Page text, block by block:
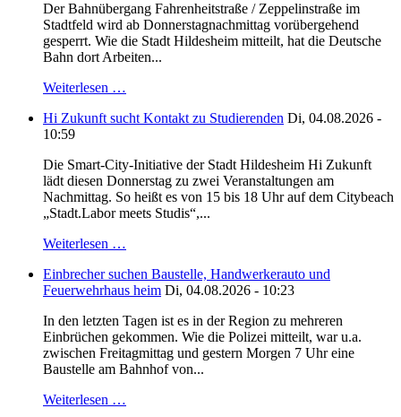
Der Bahnübergang Fahrenheitstraße / Zeppelinstraße im
Stadtfeld wird ab Donnerstagnachmittag vorübergehend
gesperrt. Wie die Stadt Hildesheim mitteilt, hat die Deutsche
Bahn dort Arbeiten...
Weiterlesen …
Hi Zukunft sucht Kontakt zu Studierenden Di, 04.08.2026 -
10:59
Die Smart-City-Initiative der Stadt Hildesheim Hi Zukunft
lädt diesen Donnerstag zu zwei Veranstaltungen am
Nachmittag. So heißt es von 15 bis 18 Uhr auf dem Citybeach
„Stadt.Labor meets Studis“,...
Weiterlesen …
Einbrecher suchen Baustelle, Handwerkerauto und
Feuerwehrhaus heim Di, 04.08.2026 - 10:23
In den letzten Tagen ist es in der Region zu mehreren
Einbrüchen gekommen. Wie die Polizei mitteilt, war u.a.
zwischen Freitagmittag und gestern Morgen 7 Uhr eine
Baustelle am Bahnhof von...
Weiterlesen …